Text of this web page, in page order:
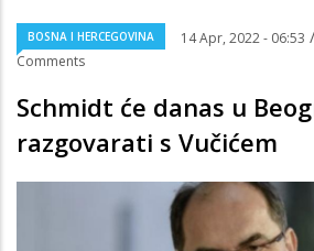
BOSNA I HERCEGOVINA 14 Apr, 2022 - 06:53
Comments
Schmidt će danas u
razgovarati s Vučićem